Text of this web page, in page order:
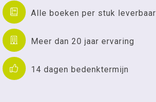
Alle boeken per stuk leverbaar
Meer dan 20 jaar ervaring
14 dagen bedenktermijn